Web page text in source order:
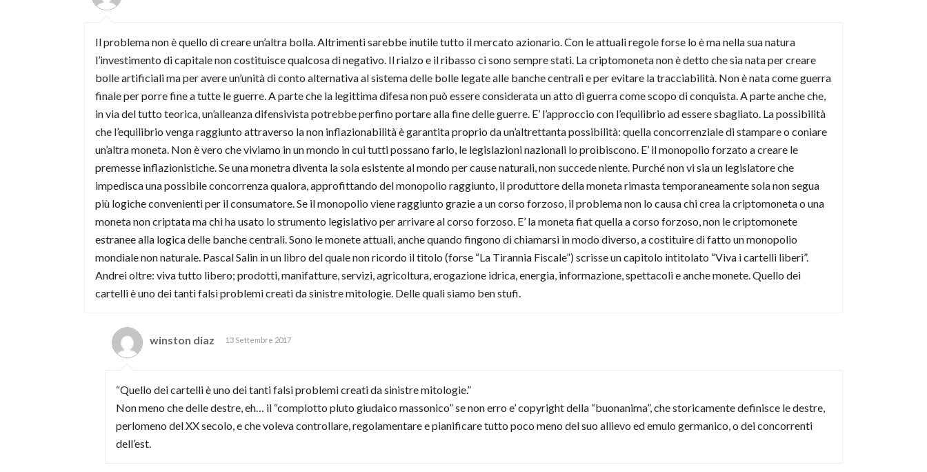
Il problema non è quello di creare un’altra bolla. Altrimenti sarebbe inutile tutto il mercato azionario. Con le attuali regole forse lo è ma nella sua natura
l’investimento di capitale non costituisce qualcosa di negativo. Il rialzo e il ribasso ci sono sempre stati. La criptomoneta non è detto che sia nata per creare
bolle artificiali ma per avere un’unità di conto alternativa al sistema delle bolle legate alle banche centrali e per evitare la tracciabilità. Non è nata come guerra
finale per porre fine a tutte le guerre. A parte che la legittima difesa non può essere considerata un atto di guerra come scopo di conquista. A parte anche che,
in via del tutto teorica, un’alleanza difensivista potrebbe perfino portare alla fine delle guerre. E’ l’approccio con l’equilibrio ad essere sbagliato. La possibilità
che l’equilibrio venga raggiunto attraverso la non inflazionabilità è garantita proprio da un’altrettanta possibilità: quella concorrenziale di stampare o coniare
un’altra moneta. Non è vero che viviamo in un mondo in cui tutti possano farlo, le legislazioni nazionali lo proibiscono. E’ il monopolio forzato a creare le
premesse inflazionistiche. Se una monetra diventa la sola esistente al mondo per cause naturali, non succede niente. Purché non vi sia un legislatore che
impedisca una possibile concorrenza qualora, approfittando del monopolio raggiunto, il produttore della moneta rimasta temporaneamente sola non segua
più logiche convenienti per il consumatore. Se il monopolio viene raggiunto grazie a un corso forzoso, il problema non lo causa chi crea la criptomoneta o una
moneta non criptata ma chi ha usato lo strumento legislativo per arrivare al corso forzoso. E’ la moneta fiat quella a corso forzoso, non le criptomonete
estranee alla logica delle banche centrali. Sono le monete attuali, anche quando fingono di chiamarsi in modo diverso, a costituire di fatto un monopolio
mondiale non naturale. Pascal Salin in un libro del quale non ricordo il titolo (forse “La Tirannia Fiscale”) scrisse un capitolo intitolato “Viva i cartelli liberi”.
Andrei oltre: viva tutto libero; prodotti, manifatture, servizi, agricoltura, erogazione idrica, energia, informazione, spettacoli e anche monete. Quello dei
cartelli è uno dei tanti falsi problemi creati da sinistre mitologie. Delle quali siamo ben stufi.
winston diaz 13 Settembre 2017
“Quello dei cartelli è uno dei tanti falsi problemi creati da sinistre mitologie.”
Non meno che delle destre, eh… il “complotto pluto giudaico massonico” se non erro e’ copyright della “buonanima”, che storicamente definisce le destre,
perlomeno del XX secolo, e che voleva controllare, regolamentare e pianificare tutto poco meno del suo allievo ed emulo germanico, o dei concorrenti
dell’est.